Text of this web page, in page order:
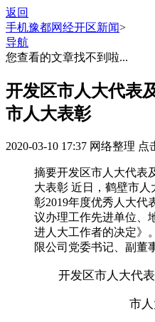
返回
手机豫都网经开区新闻>
导航
您查看的文章找不到啦...
开发区市人大代表
市人大表彰
2020-03-10 17:37 网络整理 点
摘要开发区市人大代表
大表彰 近日，鹤壁市
彰2019年度优秀人大代
议办理工作先进单位、
进人大工作者的决定》
限公司党委书记、副董
开发区市人大代
市